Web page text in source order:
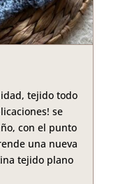
tejido todo
se
con el punto
una nueva
tejido plano